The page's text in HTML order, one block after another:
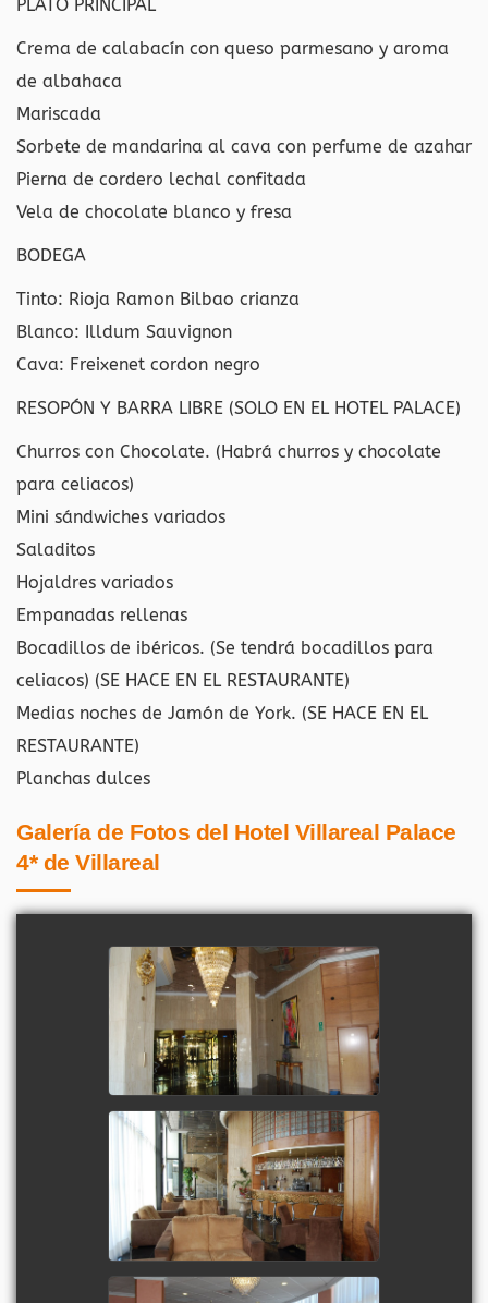
PLATO PRINCIPAL
Crema de calabacín con queso parmesano y aroma
de albahaca
Mariscada
Sorbete de mandarina al cava con perfume de azahar
Pierna de cordero lechal confitada
Vela de chocolate blanco y fresa
BODEGA
Tinto: Rioja Ramon Bilbao crianza
Blanco: Illdum Sauvignon
Cava: Freixenet cordon negro
RESOPÓN Y BARRA LIBRE (SOLO EN EL HOTEL PALACE)
Churros con Chocolate. (Habrá churros y chocolate
para celiacos)
Mini sándwiches variados
Saladitos
Hojaldres variados
Empanadas rellenas
Bocadillos de ibéricos. (Se tendrá bocadillos para
celiacos) (SE HACE EN EL RESTAURANTE)
Medias noches de Jamón de York. (SE HACE EN EL
RESTAURANTE)
Planchas dulces
Galería de Fotos del Hotel Villareal Palace
4* de Villareal